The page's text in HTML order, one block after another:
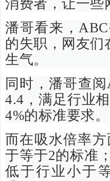
消费者，让一些
潘哥看来，
的失职，网友们
生气。
同时，潘哥查
4.4，满足行业
4%的标准要求。
而在吸水倍率
于等于2的标准
低于行业小于